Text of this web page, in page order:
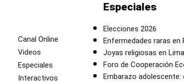
Canal Online
Videos
Especiales
Interactivos
Especiales
Elecciones 2026
Enfermedades raras en
Joyas religiosas en Lima
Foro de Cooperación
Embarazo